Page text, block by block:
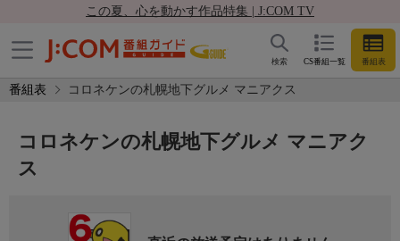
この夏、心を動かす作品特集 | J:COM TV
CS番組一覧 番組表
検索
番組表 コロネケンの札幌地下グルメ マニアクス
コロネケンの札幌地下グルメ マニアク
ス